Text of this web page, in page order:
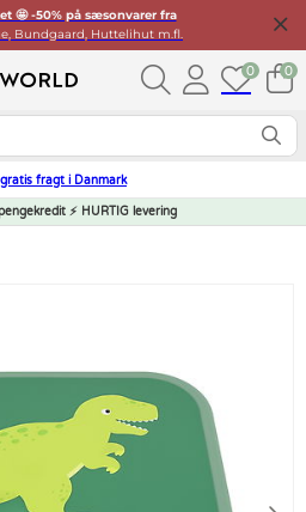
🤩 -50% på sæsonvarer fra
Bundgaard, Huttelihut m.fl.
0 0
fragt i Danmark
⚡ HURTIG levering